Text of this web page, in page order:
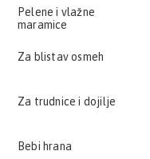
Pelene i vlažne
maramice
Za blistav osmeh
Za trudnice i dojilje
Bebi hrana